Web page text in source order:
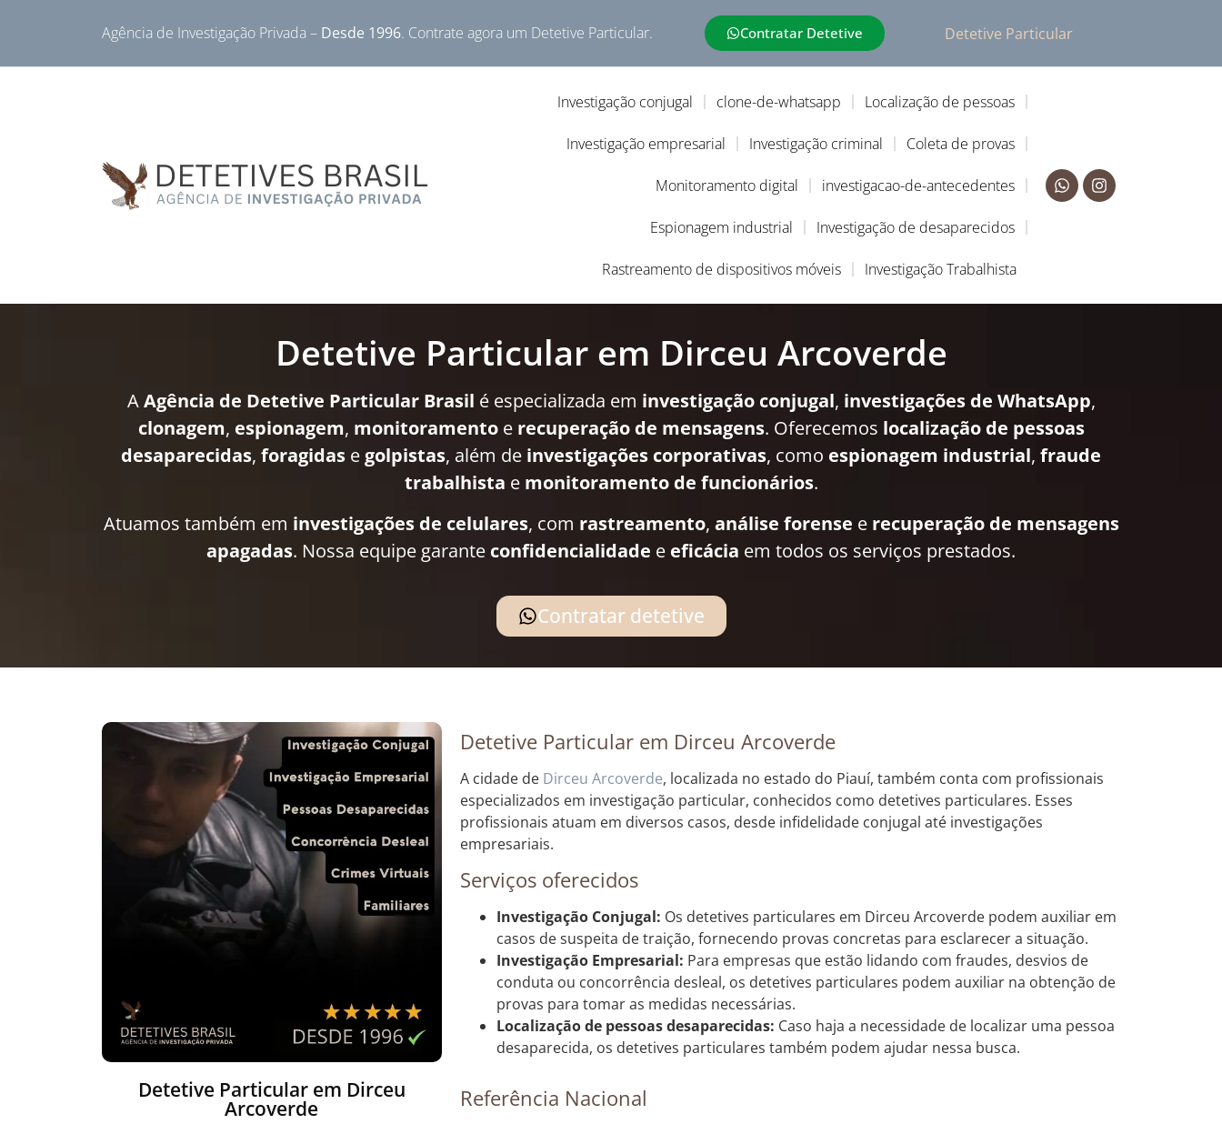
Agência de Investigação Privada – Desde 1996. Contrate agora um Detetive Particular. Contratar Detetive Detetive Particular
Investigação conjugal clone-de-whatsapp Localização de pessoas
Investigação empresarial Investigação criminal Coleta de provas
Monitoramento digital investigacao-de-antecedentes
Espionagem industrial Investigação de desaparecidos
Rastreamento de dispositivos móveis Investigação Trabalhista
Detetive Particular em Dirceu Arcoverde
AAgência de Detetive Particular Brasil é especializada em investigação conjugal, investigações de WhatsApp,
clonagem, espionagem, monitoramentoe recuperação de mensagens. Oferecemos localização de pessoas
desaparecidas, foragidas e golpistas, além de investigações corporativas, como espionagem industrial, fraude
trabalhista e monitoramento de funcionários.
Atuamos também em investigações de celulares, com rastreamento, análise forense e recuperação de mensagens
apagadas. Nossa equipe garante confidencialidade e eficácia em todos os serviços prestados.
Contratar detetive
Detetive Particular em Dirceu
Arcoverde
Detetive Particular em Dirceu Arcoverde
A cidade de Dirceu Arcoverde, localizada no estado do Piauí, também conta com profissionais
especializados em investigação particular, conhecidos como detetives particulares. Esses
profissionais atuam em diversos casos, desde infidelidade conjugal até investigações
empresariais.
Serviços oferecidos
Investigação Conjugal: Os detetives particulares em Dirceu Arcoverde podem auxiliar em
casos de suspeita de traição, fornecendo provas concretas para esclarecer a situação.
Investigação Empresarial: Para empresas que estão lidando com fraudes, desvios de
conduta ou concorrência desleal, os detetives particulares podem auxiliar na obtenção de
provas para tomar as medidas necessárias.
Localização de pessoas desaparecidas: Caso haja a necessidade de localizar uma pessoa
desaparecida, os detetives particulares também podem ajudar nessa busca.
Referência Nacional